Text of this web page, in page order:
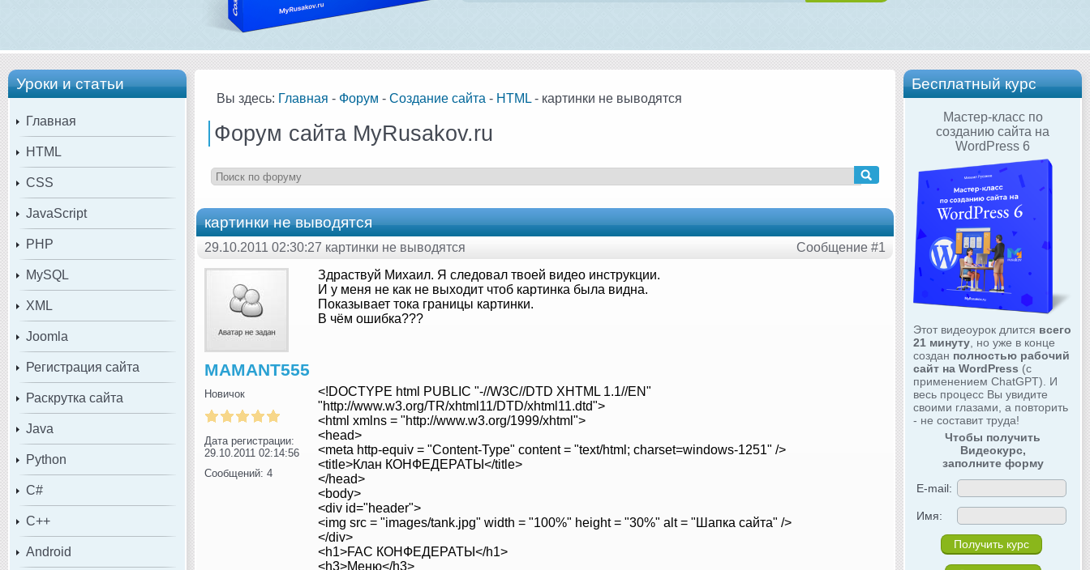
Уроки и статьи
Главная
HTML
CSS
JavaScript
PHP
MySQL
XML
Joomla
Регистрация сайта
Раскрутка сайта
Java
Python
C#
C++
Android
Бесплатный курс
Мастер-класс по
созданию сайта на
WordPress 6
Этот видеоурок длится всего
21 минуту, но уже в конце
создан полностью рабочий
сайт на WordPress (с
применением ChatGPT). И
весь процесс Вы увидите
своими глазами, а повторить
- не составит труда!
Чтобы получить
Видеокурс,
заполните форму
E-mail:
Имя:
Вы здесь: Главная - Форум - Создание сайта - HTML - картинки не выводятся
Форум сайта MyRusakov.ru
картинки не выводятся
29.10.2011 02:30:27 картинки не выводятся Сообщение #1
MAMANT555
Новичок
Дата регистрации:
29.10.2011 02:14:56
Сообщений: 4
Здраствуй Михаил. Я следовал твоей видео инструкции.
И у меня не как не выходит чтоб картинка была видна.
Показывает тока границы картинки.
В чём ошибка???
<!DOCTYPE html PUBLIC "-//W3C//DTD XHTML 1.1//EN"
"http://www.w3.org/TR/xhtml11/DTD/xhtml11.dtd">
<html xmlns = "http://www.w3.org/1999/xhtml">
<head>
<meta http-equiv = "Content-Type" content = "text/html; charset=windows-1251" />
<title>Клан КОНФЕДЕРАТЫ</title>
</head>
<body>
<div id="header">
<img src = "images/tank.jpg" width = "100%" height = "30%" alt = "Шапка сайта" />
</div>
<h1>FAC КОНФЕДЕРАТЫ</h1>
<h3>Меню</h3>